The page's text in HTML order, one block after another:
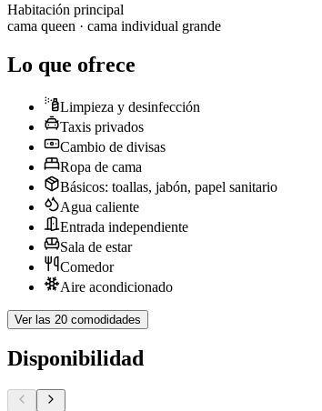
Habitación principal
cama queen · cama individual grande
Lo que ofrece
Limpieza y desinfección
Taxis privados
Cambio de divisas
Ropa de cama
Básicos: toallas, jabón, papel sanitario
Agua caliente
Entrada independiente
Sala de estar
Comedor
Aire acondicionado
Ver las 20 comodidades
Disponibilidad